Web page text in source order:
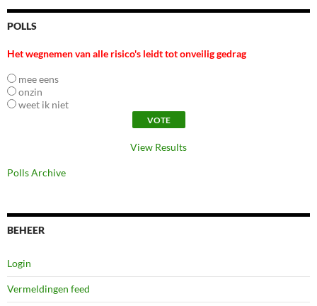
POLLS
Het wegnemen van alle risico's leidt tot onveilig gedrag
mee eens
onzin
weet ik niet
View Results
Polls Archive
BEHEER
Login
Vermeldingen feed